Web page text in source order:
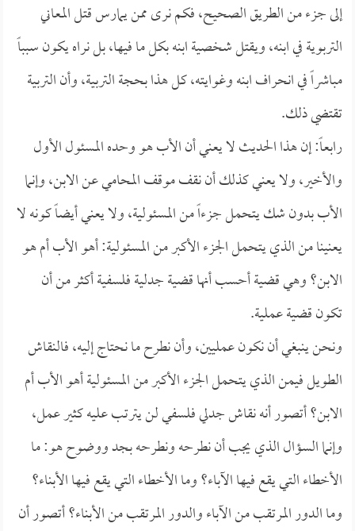
إلى جزء من الطريق الصحيح، فكم نرى ممن يمارس قتل المعاني
التربوية في ابنه، ويقتل شخصية ابنه بكل ما فيها، بل نراه يكون سبباً
مباشراً في انحراف ابنه وغوايته، كل هذا بحجة التربية، وأن التربية
تقتضي ذلك.
رابعاً: إن هذا الحديث لا يعني أن الأب هو وحده المسئول الأول
والأخير، ولا يعني كذلك أن نقف موقف المحامي عن الابن، وإنما
الأب بدون شك يتحمل جزءاً من المسئولية، ولا يعني أيضاً كونه لا
يعنينا من الذي يتحمل الجزء الأكبر من المسئولية: أهو الأب أم هو
الابن؟ وهي قضية أحسب أنها قضية جدلية فلسفية أكثر من أن
تكون قضية عملية.
ونحن ينبغي أن نكون عمليين، وأن نطرح ما نحتاج إليه، فالنقاش
الطويل فيمن الذي يتحمل الجزء الأكبر من المسئولية أهو الأب أم
الابن؟ أتصور أنه نقاش جدلي فلسفي لن يترتب عليه كثير عمل،
وإنما السؤال الذي يجب أن نطرحه ونطرحه بجد ووضوح هو: ما
الأخطاء التي يقع فيها الآباء؟ وما الأخطاء التي يقع فيها الأبناء؟
وما الدور المرتقب من الآباء والدور المرتقب من الأبناء؟ أتصور أن